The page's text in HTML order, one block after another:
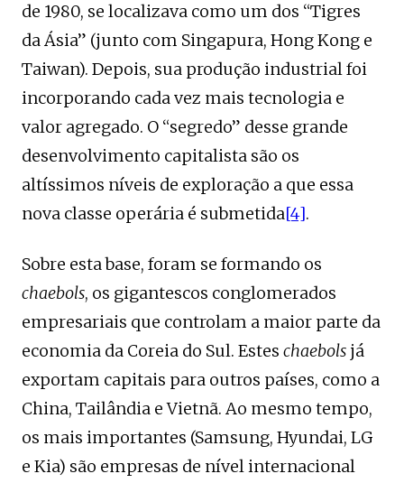
de 1980, se localizava como um dos “Tigres
da Ásia” (junto com Singapura, Hong Kong e
Taiwan). Depois, sua produção industrial foi
incorporando cada vez mais tecnologia e
valor agregado. O “segredo” desse grande
desenvolvimento capitalista são os
altíssimos níveis de exploração a que essa
nova classe operária é submetida[4].
Sobre esta base, foram se formando os
chaebols, os gigantescos conglomerados
empresariais que controlam a maior parte da
economia da Coreia do Sul. Estes chaebols já
exportam capitais para outros países, como a
China, Tailândia e Vietnã. Ao mesmo tempo,
os mais importantes (Samsung, Hyundai, LG
e Kia) são empresas de nível internacional